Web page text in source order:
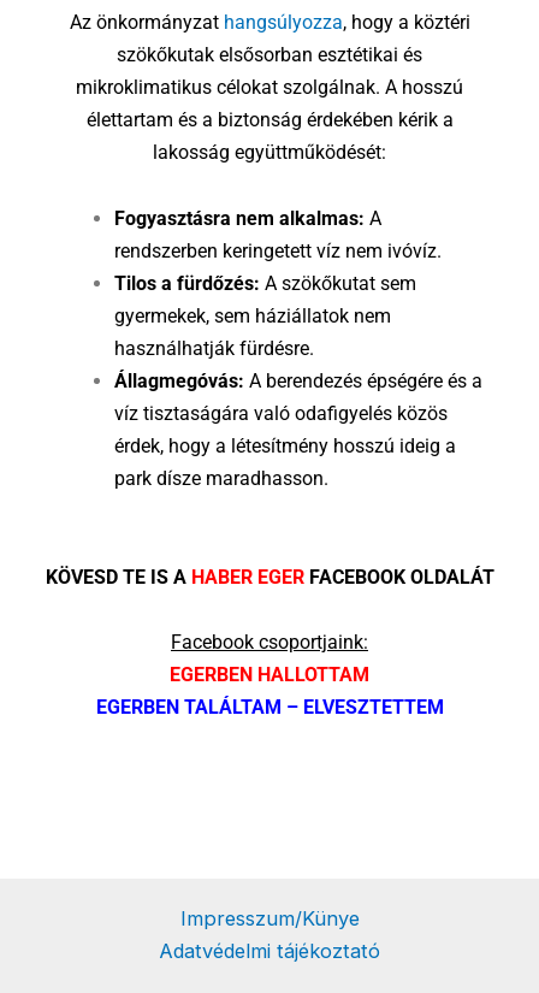
Az önkormányzat hangsúlyozza, hogy a köztéri
szökőkutak elsősorban esztétikai és
mikroklimatikus célokat szolgálnak. A hosszú
élettartam és a biztonság érdekében kérik a
lakosság együttműködését:
Fogyasztásra nem alkalmas: A
rendszerben keringetett víz nem ivóvíz.
Tilos a fürdőzés: A szökőkutat sem
gyermekek, sem háziállatok nem
használhatják fürdésre.
Állagmegóvás: A berendezés épségére és a
víz tisztaságára való odafigyelés közös
érdek, hogy a létesítmény hosszú ideig a
park dísze maradhasson.
KÖVESD TE IS A HABER EGERFACEBOOK OLDALÁT
Facebook csoportjaink:
EGERBEN HALLOTTAM
EGERBEN TALÁLTAM – ELVESZTETTEM
Impresszum/Künye
Adatvédelmi tájékoztató